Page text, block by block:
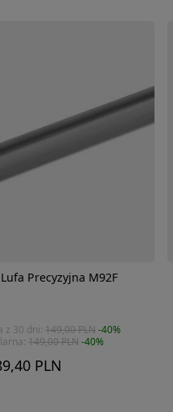
Precyzyjna M92F
PLN
z 30 dni: 149,00 PLN-40%
149,00 PLN -40%